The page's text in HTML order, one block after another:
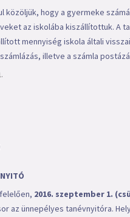
közöljük, hogy a gyermeke
az iskolába kiszállítottuk. A
mennyiség iskola általi
illetve a számla
2016. szeptember 1.
az ünnepélyes tanévnyitóra.